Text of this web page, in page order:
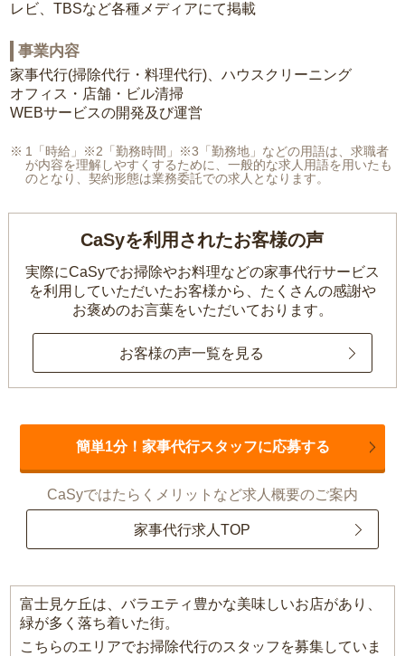
レビ、TBSなど各種メディアにて掲載
事業内容
家事代行(掃除代行・料理代行)、ハウスクリーニング
オフィス・店舗・ビル清掃
WEBサービスの開発及び運営
1「時給」※2「勤務時間」※3「勤務地」などの用語は、求職者
が内容を理解しやすくするために、一般的な求人用語を用いたも
のとなり、契約形態は業務委託での求人となります。
CaSyを利用されたお客様の声
実際にCaSyでお掃除やお料理などの家事代行サービス
を利用していただいたお客様から、 たくさんの感謝や
お褒めのお言葉をいただいております。
お客様の声一覧を見る
簡単1分！家事代行スタッフに応募する
CaSyではたらくメリットなど求人概要のご案内
家事代行求人TOP
富士見ケ丘は、バラエティ豊かな美味しいお店があり、
緑が多く落ち着いた街。
こちらのエリアでお掃除代行のスタッフを募集していま